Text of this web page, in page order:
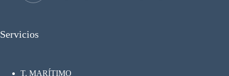
Servicios
T. MARÍTIMO